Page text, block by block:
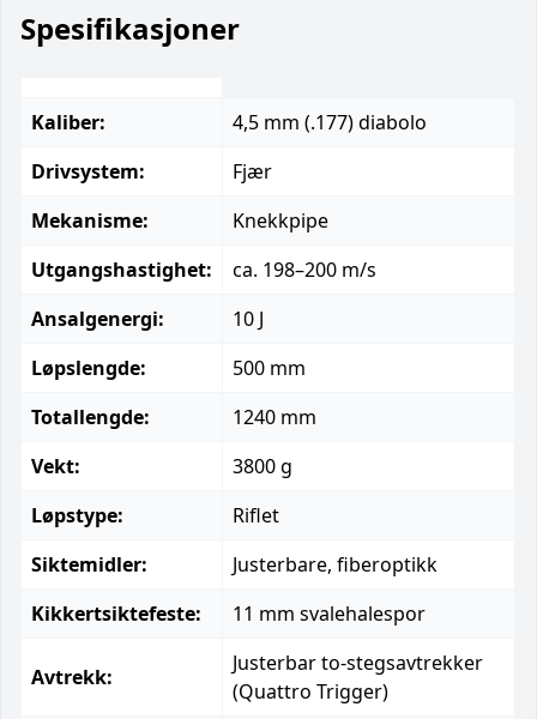
Spesifikasjoner
Kaliber:
4,5 mm (.177) diabolo
Drivsystem:
Fjær
Mekanisme:
Knekkpipe
Utgangshastighet:
ca. 198–200 m/s
Ansalgenergi:
10 J
Løpslengde:
500 mm
Totallengde:
1240 mm
Vekt:
3800 g
Løpstype:
Riflet
Siktemidler:
Justerbare, fiberoptikk
Kikkertsiktefeste:
11 mm svalehalespor
Avtrekk:
Justerbar to-stegsavtrekker
(Quattro Trigger)